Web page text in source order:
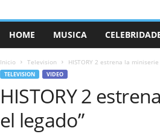
HOME MUSICA
Inicio Television HISTORY 2 estrena la
TELEVISION VIDEO
HISTORY 2
el legado”